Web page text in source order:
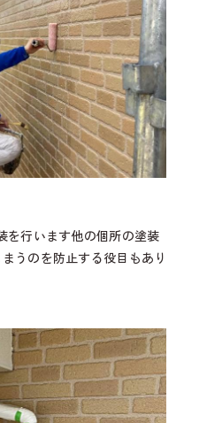
を行います他の個所の塗装
うのを防止する役目もあり